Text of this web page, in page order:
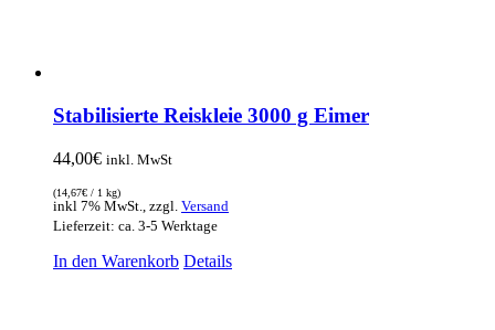
Stabilisierte Reiskleie 3000 g Eimer
44,00€ inkl. MwSt
(14,67€ / 1 kg)
inkl 7% MwSt., zzgl. Versand
Lieferzeit: ca. 3-5 Werktage
In den Warenkorb Details